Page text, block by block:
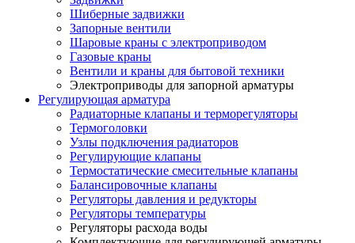
Шиберные задвижки
Запорные вентили
Шаровые краны с электроприводом
Газовые краны
Вентили и краны для бытовой техники
Электроприводы для запорной арматуры
Регулирующая арматура
Радиаторные клапаны и терморегуляторы
Термоголовки
Узлы подключения радиаторов
Регулирующие клапаны
Термостатические смесительные клапаны
Балансировочные клапаны
Регуляторы давления и редукторы
Регуляторы температуры
Регуляторы расхода воды